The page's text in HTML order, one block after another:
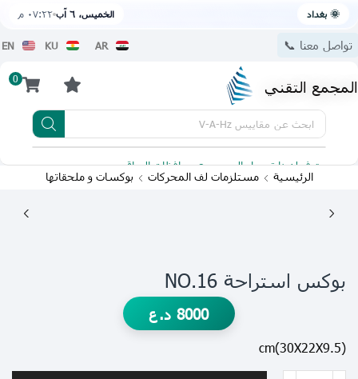
🌞 بغداد الخميس، ٦ آب ٠٧:٢٢ م
تواصل معنا 📞 AR
KU
EN
المجمع التقني 0
ابحث عن مقاييس V-A-Hz
يتوفر لدينا توصيل الى جميع محافظات العراق
الرئيسية مستلزمات لف المحركات بوكسات و ملحقاتها
بوكس استراحة NO.16
8000 د.ع
(30X22X9.5)cm